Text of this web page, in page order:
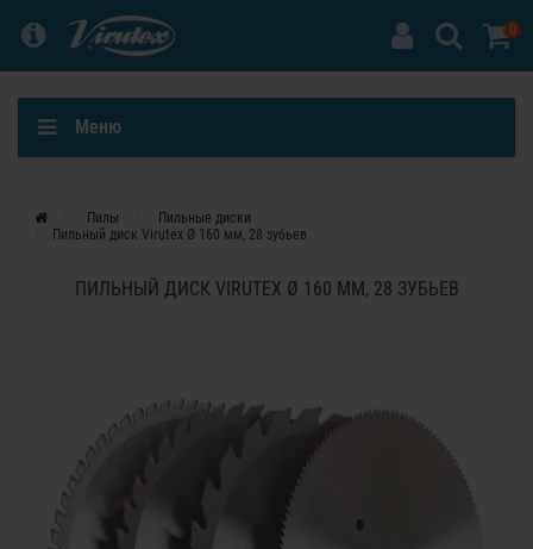
0
Меню
Пилы
Пильные диски
Пильный диск Virutex Ø 160 мм, 28 зубьев
ПИЛЬНЫЙ ДИСК VIRUTEX Ø 160 ММ, 28 ЗУБЬЕВ